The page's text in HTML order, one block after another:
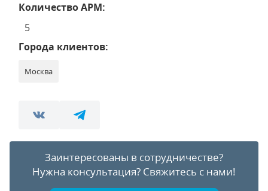
Количество АРМ:
5
Города клиентов:
Москва
Заинтересованы в сотрудничестве?
Нужна консультация? Свяжитесь с нами!